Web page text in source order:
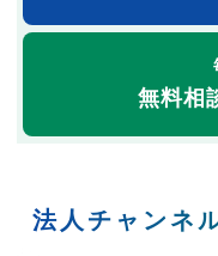
無料相
法人チャンネ